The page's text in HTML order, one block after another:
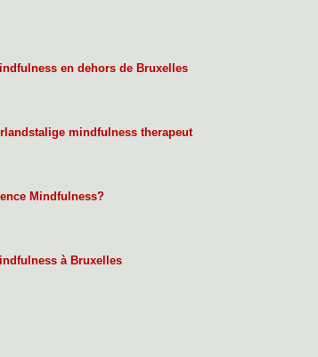
en dehors de Bruxelles
mindfulness therapeut
Mindfulness?
à Bruxelles